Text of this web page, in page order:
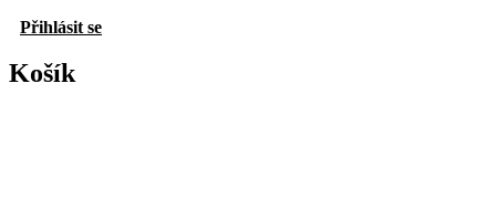
Přihlásit se
Košík